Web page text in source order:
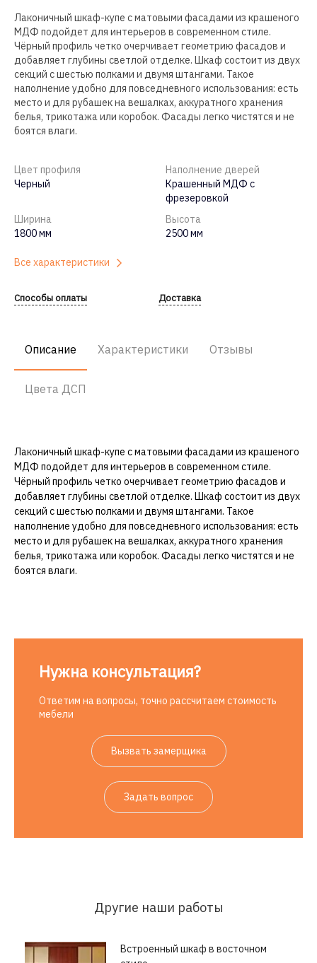
Лаконичный шкаф-купе с матовыми фасадами из крашеного
МДФ подойдет для интерьеров в современном стиле.
Чёрный профиль четко очерчивает геометрию фасадов и
добавляет глубины светлой отделке. Шкаф состоит из двух
секций с шестью полками и двумя штангами. Такое
наполнение удобно для повседневного использования: есть
место и для рубашек на вешалках, аккуратного хранения
белья, трикотажа или коробок. Фасады легко чистятся и не
боятся влаги.
Цвет профиля
Черный
Наполнение дверей
Крашенный МДФ с
фрезеровкой
Ширина
1800 мм
Высота
2500 мм
Все характеристики
Способы оплаты Доставка
Описание Характеристики Отзывы
Цвета ДСП
Лаконичный шкаф-купе с матовыми фасадами из крашеного
МДФ подойдет для интерьеров в современном стиле.
Чёрный профиль четко очерчивает геометрию фасадов и
добавляет глубины светлой отделке. Шкаф состоит из двух
секций с шестью полками и двумя штангами. Такое
наполнение удобно для повседневного использования: есть
место и для рубашек на вешалках, аккуратного хранения
белья, трикотажа или коробок. Фасады легко чистятся и не
боятся влаги.
Нужна консультация?
Ответим на вопросы, точно рассчитаем стоимость
мебели
Вызвать замерщика
Задать вопрос
Другие наши работы
Встроенный шкаф в восточном